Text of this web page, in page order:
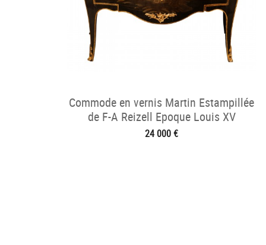
Commode en vernis Martin Estampillée
de F-A Reizell Epoque Louis XV
24 000 €